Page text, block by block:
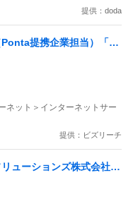
提供：doda
提携企業担当）「国
無駄のない消費社会を
ネット＞インターネットサー
提供：ビズリーチ
ューションズ株式会社
制支援課：ショップコン